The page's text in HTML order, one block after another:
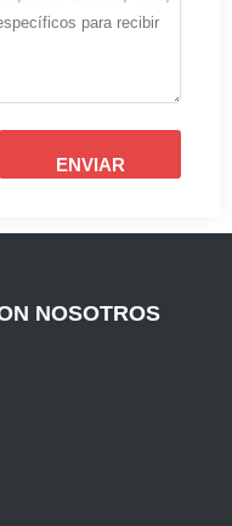
ENVIAR
NOSOTROS